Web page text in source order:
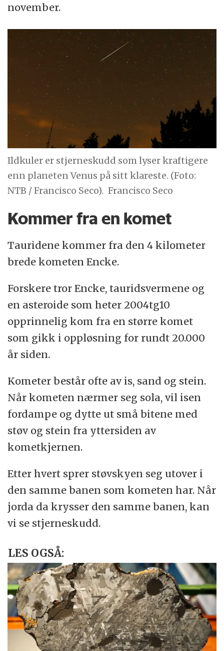
november.
Ildkuler er stjerneskudd som lyser kraftigere
enn planeten Venus på sitt klareste. (Foto:
NTB / Francisco Seco). Francisco Seco
Kommer fra en komet
Tauridene kommer fra den 4 kilometer
brede kometen Encke.
Forskere tror Encke, tauridsvermene og
en asteroide som heter 2004tg10
opprinnelig kom fra en større komet
som gikk i oppløsning for rundt 20.000
år siden.
Kometer består ofte av is, sand og stein.
Når kometen nærmer seg sola, vil isen
fordampe og dytte ut små bitene med
støv og stein fra yttersiden av
kometkjernen.
Etter hvert sprer støvskyen seg utover i
den samme banen som kometen har. Når
jorda da krysser den samme banen, kan
vi se stjerneskudd.
LES OGSÅ: